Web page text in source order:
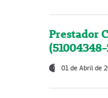
Prestador
01 de Abril de